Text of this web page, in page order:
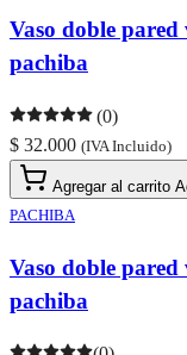
Vaso doble
pachiba
(0)
$ 32.000 (IVA Incluido)
Agregar al carrito
PACHIBA
Vaso doble
pachiba